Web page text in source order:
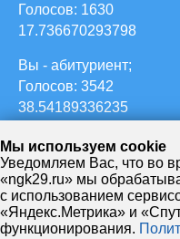
Голосов: 1630
17.736670293798
Вы - абитуриент;
Голосов: 3542
38.54189336235
ваш ребенок учится в
Голосов: 627
6.822633297062
Вы - студент НЖК;
Мы используем cookie
Уведомляем Вас, что во
«ngk29.ru» мы
с использованием
«Яндекс.Метрика» и
функционирования.